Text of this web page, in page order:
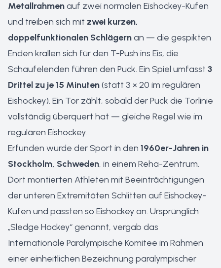
Metallrahmenauf zwei normalen Eishockey-Kufen
und treiben sich mit zwei kurzen,
doppelfunktionalen Schlägernan — die gespikten
Enden krallen sich für den T-Push ins Eis, die
Schaufelenden führen den Puck. Ein Spiel umfasst 3
Drittel zu je 15 Minuten(statt 3 × 20 im regulären
Eishockey). Ein Tor zählt, sobald der Puck die Torlinie
vollständig überquert hat — gleiche Regel wie im
regulären Eishockey.
Erfunden wurde der Sport in den 1960er-Jahren in
Stockholm, Schweden, in einem Reha-Zentrum.
Dort montierten Athleten mit Beeinträchtigungen
der unteren Extremitäten Schlitten auf Eishockey-
Kufen und passten so Eishockey an. Ursprünglich
„Sledge Hockey“ genannt, vergab das
Internationale Paralympische Komitee im Rahmen
einer einheitlichen Bezeichnung paralympischer